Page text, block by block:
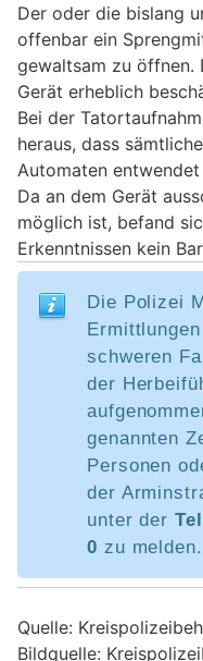
Der oder die bislang
offenbar ein
gewaltsam zu öffnen.
Gerät erheblich
Bei der
heraus, dass
Automaten
Da an dem Gerät
möglich ist, befand
Erkenntnissen kein
Die Polizei
schweren
der
genannten
Personen
der
unter der
0 zu melden.
Quelle:
Bildquelle: